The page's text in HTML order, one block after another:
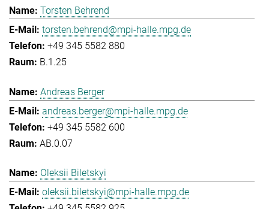
Torsten Behrend
torsten.behrend@mpi-halle.mpg.de
+49 345 5582 880
B.1.25
Andreas Berger
andreas.berger@mpi-halle.mpg.de
+49 345 5582 600
AB.0.07
Oleksii Biletskyi
oleksii.biletskyi@mpi-halle.mpg.de